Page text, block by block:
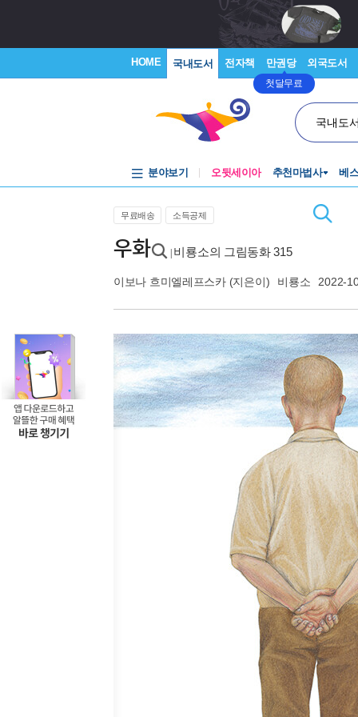
HOME 국내도서 전자책 만권당
첫달무료
외국도서
국내도
분야보기 오뒷세이아 추천마법사 베
무료배송 소득공제
우화 비룡소의 그림동화 315
이보나 흐미엘레프스카(지은이) 비룡소 2022-